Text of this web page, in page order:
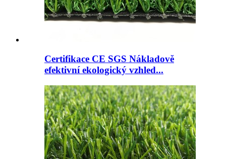
Certifikace CE SGS Nákladově
efektivní ekologický vzhled...